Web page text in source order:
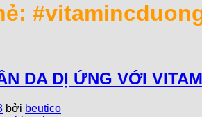
DA DỊ ỨNG VỚI
bởi beutico